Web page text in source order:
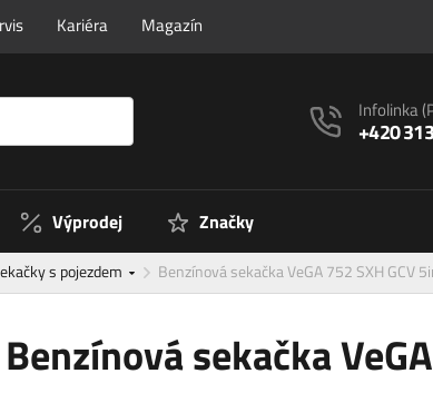
Kariéra Magazín
Infolinka
+420
Výprodej Značky
s pojezdem Benzínová sekačka VeGA 752 SXH GCV
Benzínová sekačka